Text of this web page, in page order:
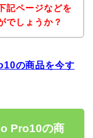
記ページなどを
でしょうか？
の商品を今す
Pro10の商